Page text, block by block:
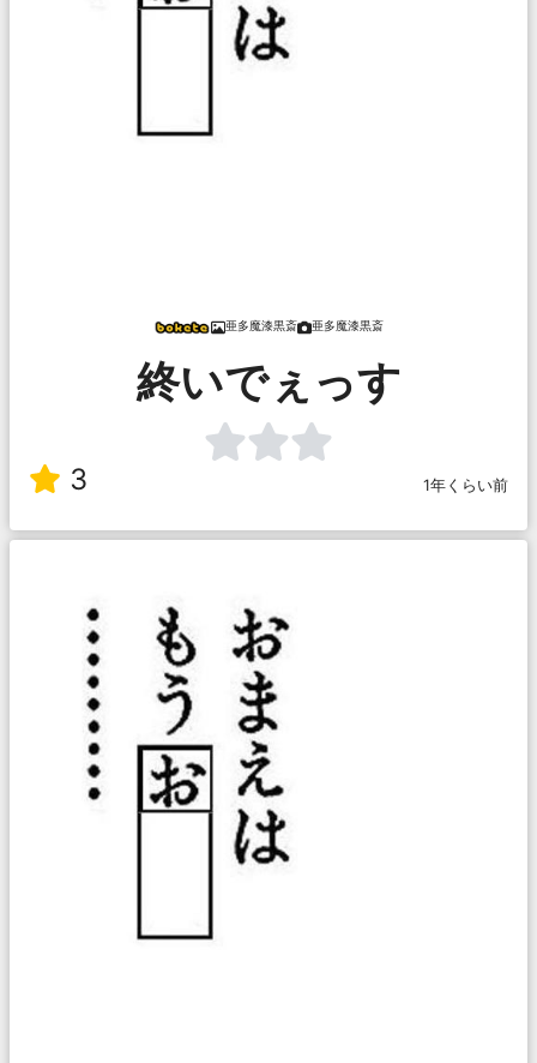
亜多魔漆黒斎 亜多魔漆黒斎
終いでぇっす
3 1年くらい前